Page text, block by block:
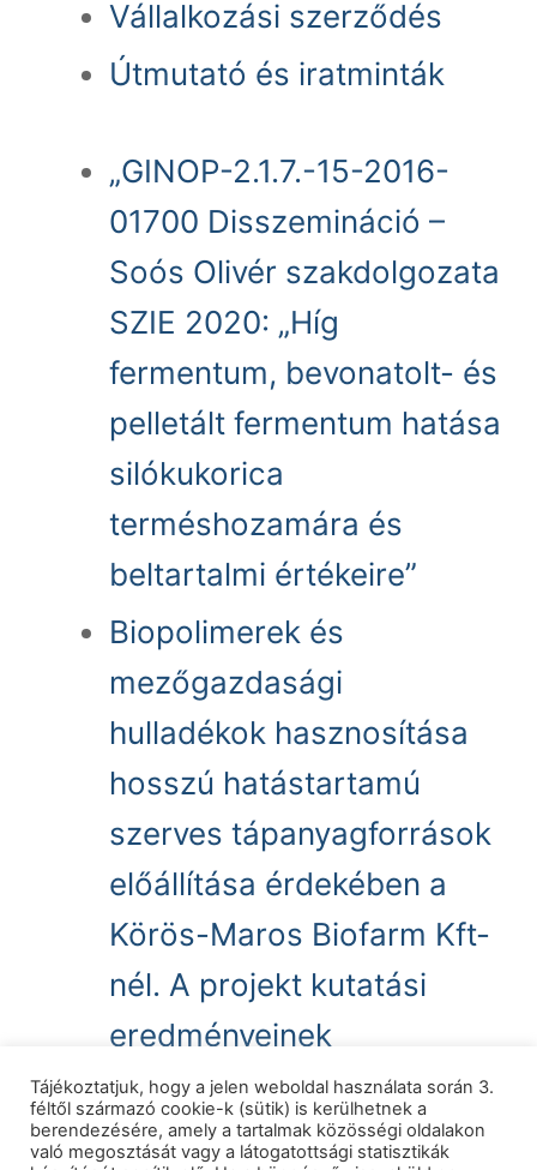
Vállalkozási szerződés
Útmutató és iratminták
„GINOP-2.1.7.-15-2016-
01700 Disszemináció –
Soós Olivér szakdolgozata
SZIE 2020: „Híg
fermentum, bevonatolt- és
pelletált fermentum hatása
silókukorica
terméshozamára és
beltartalmi értékeire”
Biopolimerek és
mezőgazdasági
hulladékok hasznosítása
hosszú hatástartamú
szerves tápanyagforrások
előállítása érdekében a
Körös-Maros Biofarm Kft-
nél. A projekt kutatási
eredményeinek
összefoglalása
Tájékoztatjuk, hogy a jelen weboldal használata során 3.
féltől származó cookie-k (sütik) is kerülhetnek a
berendezésére, amely a tartalmak közösségi oldalakon
való megosztását vagy a látogatottsági statisztikák